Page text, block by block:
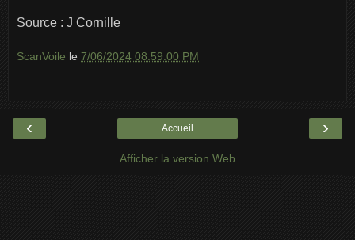
Source : J Cornille
ScanVoile le 7/06/2024 08:59:00 PM
‹ ›
Accueil
Afficher la version Web